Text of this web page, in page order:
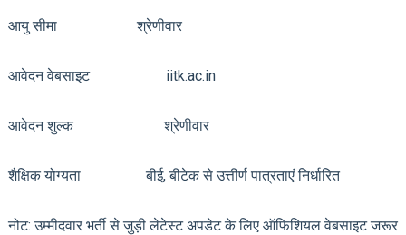
आयु सीमा श्रेणीवार
आवेदन वेबसाइट iitk.ac.in
आवेदन शुल्क श्रेणीवार
शैक्षिक योग्यता बीई, बीटेक से उत्तीर्ण पात्रताएं निर्धारित
नोट: उम्मीदवार भर्ती से जुड़ी लेटेस्ट अपडेट के लिए ऑफिशियल वेबसाइट जरूर